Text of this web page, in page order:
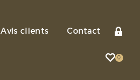
Avis clients Contact
0